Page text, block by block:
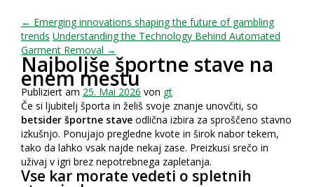
← Emerging innovations shaping the future of gambling
trends Understanding the Technology Behind Automated
Garment Removal →
Najboljše športne stave na
enem mestu
Publiziert am 25. Mai 2026 von gt
Če si ljubitelj športa in želiš svoje znanje unovčiti, so
betsider športne stave odlična izbira za sproščeno stavno
izkušnjo. Ponujajo pregledne kvote in širok nabor tekem,
tako da lahko vsak najde nekaj zase. Preizkusi srečo in
uživaj v igri brez nepotrebnega zapletanja.
Vse kar morate vedeti o spletnih